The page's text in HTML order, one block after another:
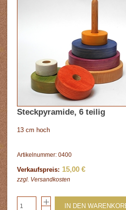
Steckpyramide, 6 teilig
13 cm hoch
Artikelnummer: 0400
Verkaufspreis: 15,00 €
zzgl. Versandkosten
IN DEN